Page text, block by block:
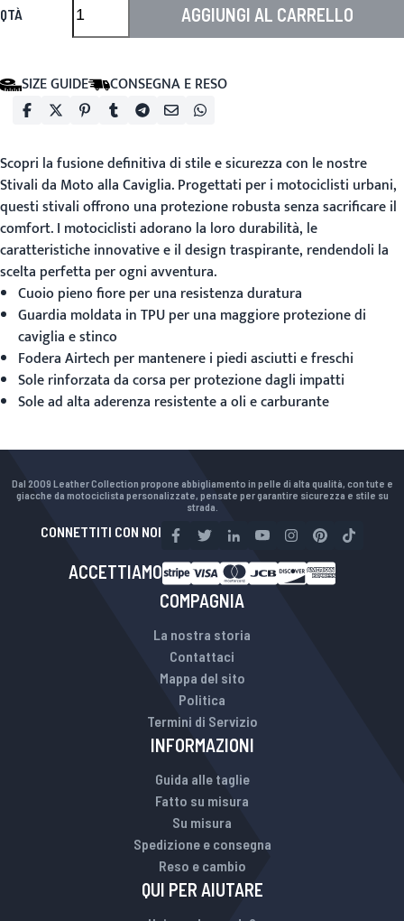
QTÀ AGGIUNGI AL CARRELLO
SIZE GUIDE CONSEGNA E RESO
Scopri la fusione definitiva di stile e sicurezza con le nostre
Stivali da Moto alla Caviglia. Progettati per i motociclisti urbani,
questi stivali offrono una protezione robusta senza sacrificare il
comfort. I motociclisti adorano la loro durabilità, le
caratteristiche innovative e il design traspirante, rendendoli la
scelta perfetta per ogni avventura.
Cuoio pieno fiore per una resistenza duratura
Guardia moldata in TPU per una maggiore protezione di
caviglia e stinco
Fodera Airtech per mantenere i piedi asciutti e freschi
Sole rinforzata da corsa per protezione dagli impatti
Sole ad alta aderenza resistente a oli e carburante
Dal 2009 Leather Collection propone abbigliamento in pelle di alta qualità, con tute e
giacche da motociclista personalizzate, pensate per garantire sicurezza e stile su
strada.
CONNETTITI CON NOI
ACCETTIAMO
COMPAGNIA
La nostra storia
Contattaci
Mappa del sito
Politica
Termini di Servizio
INFORMAZIONI
Guida alle taglie
Fatto su misura
Su misura
Spedizione e consegna
Reso e cambio
QUI PER AIUTARE